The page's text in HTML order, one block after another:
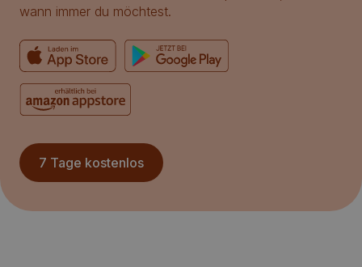
wann immer du möchtest.
7 Tage kostenlos